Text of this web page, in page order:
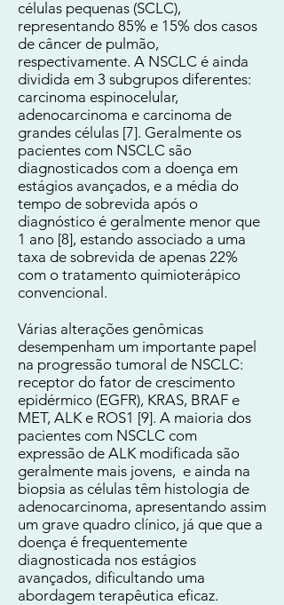
células pequenas (SCLC),
representando 85% e 15% dos casos
de câncer de pulmão,
respectivamente. A NSCLC é ainda
dividida em 3 subgrupos diferentes:
carcinoma espinocelular,
adenocarcinoma e carcinoma de
grandes células [7]. Geralmente os
pacientes com NSCLC são
diagnosticados com a doença em
estágios avançados, e a média do
tempo de sobrevida após o
diagnóstico é geralmente menor que
1 ano [8], estando associado a uma
taxa de sobrevida de apenas 22%
com o tratamento quimioterápico
convencional.
Várias alterações genômicas
desempenham um importante papel
na progressão tumoral de NSCLC:
receptor do fator de crescimento
epidérmico (EGFR), KRAS, BRAF e
MET, ALK e ROS1 [9]. A maioria dos
pacientes com NSCLC com
expressão de ALK modificada são
geralmente mais jovens, e ainda na
biopsia as células têm histologia de
adenocarcinoma, apresentando assim
um grave quadro clínico, já que que a
doença é frequentemente
diagnosticada nos estágios
avançados, dificultando uma
abordagem terapêutica eficaz.